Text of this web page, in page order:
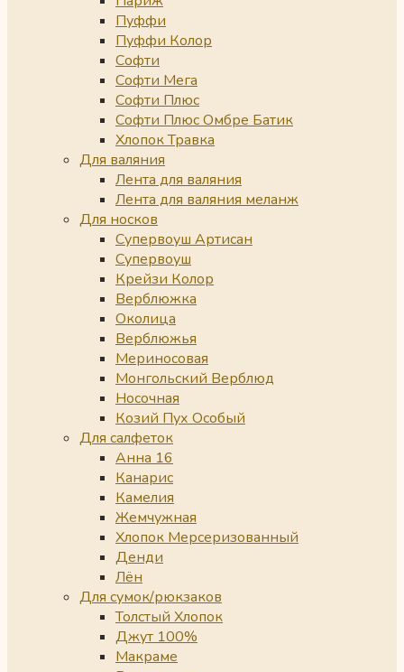
Пуффи
Пуффи Колор
Софти
Софти Мега
Софти Плюс
Софти Плюс Омбре Батик
Хлопок Травка
Для валяния
Лента для валяния
Лента для валяния меланж
Для носков
Супервоуш Артисан
Супервоуш
Крейзи Колор
Верблюжка
Околица
Верблюжья
Мериносовая
Монгольский Верблюд
Носочная
Козий Пух Особый
Для салфеток
Анна 16
Канарис
Камелия
Жемчужная
Хлопок Мерсеризованный
Денди
Лён
Для сумок/рюкзаков
Толстый Хлопок
Джут 100%
Макраме